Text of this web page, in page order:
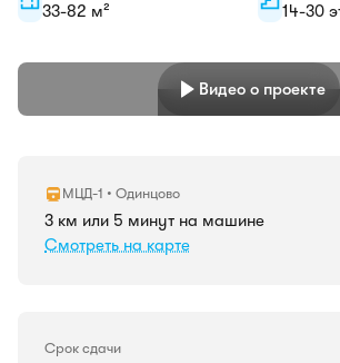
33-82 м² 14-30
Видео о проекте
МЦД-1 • Одинцово
3 км или 5 минут на машине
Смотреть на карте
Срок сдачи